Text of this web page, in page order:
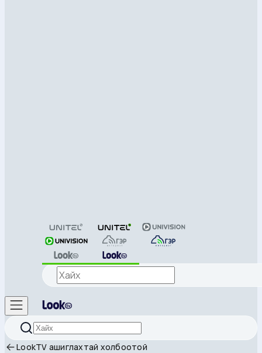
LookTV ашиглахтай холбоотой